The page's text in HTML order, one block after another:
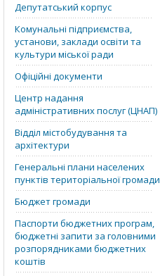
Депутатський корпус
Комунальні підприємства,
установи, заклади освіти та
культури міської ради
Офіційні документи
Центр надання
адміністративних послуг (ЦНАП)
Відділ містобудування та
архітектури
Генеральні плани населених
пунктів територіальної громади
Бюджет громади
Паспорти бюджетних програм,
бюджетні запити за головними
розпорядниками бюджетних
коштів